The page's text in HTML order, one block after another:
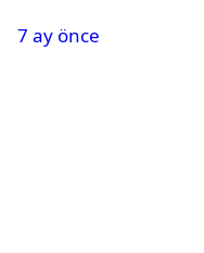
7 ay önce